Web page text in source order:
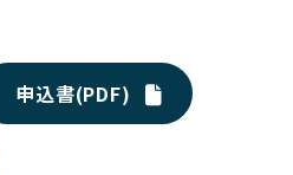
申込書(PDF)